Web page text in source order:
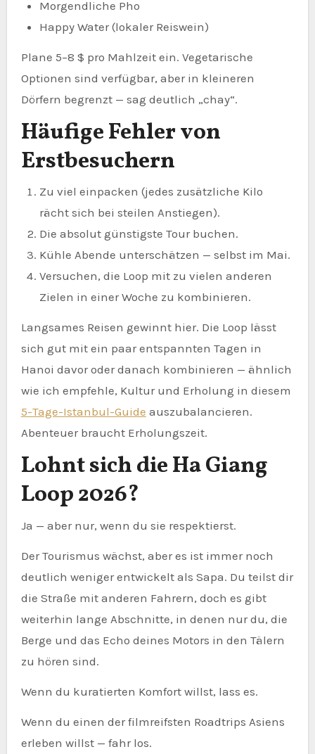
Morgendliche Pho
Happy Water (lokaler Reiswein)
Plane 5–8 $ pro Mahlzeit ein. Vegetarische
Optionen sind verfügbar, aber in kleineren
Dörfern begrenzt — sag deutlich „chay“.
Häufige Fehler von
Erstbesuchern
Zu viel einpacken (jedes zusätzliche Kilo
rächt sich bei steilen Anstiegen).
Die absolut günstigste Tour buchen.
Kühle Abende unterschätzen — selbst im Mai.
Versuchen, die Loop mit zu vielen anderen
Zielen in einer Woche zu kombinieren.
Langsames Reisen gewinnt hier. Die Loop lässt
sich gut mit ein paar entspannten Tagen in
Hanoi davor oder danach kombinieren — ähnlich
wie ich empfehle, Kultur und Erholung in diesem
5-Tage-Istanbul-Guide auszubalancieren.
Abenteuer braucht Erholungszeit.
Lohnt sich die Ha Giang
Loop 2026?
Ja — aber nur, wenn du sie respektierst.
Der Tourismus wächst, aber es ist immer noch
deutlich weniger entwickelt als Sapa. Du teilst dir
die Straße mit anderen Fahrern, doch es gibt
weiterhin lange Abschnitte, in denen nur du, die
Berge und das Echo deines Motors in den Tälern
zu hören sind.
Wenn du kuratierten Komfort willst, lass es.
Wenn du einen der filmreifsten Roadtrips Asiens
erleben willst — fahr los.